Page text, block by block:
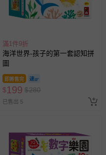
滿1件9折
海洋世界-孩子的第一套認知拼
圖
即將售完
$199 $280
已售出 5